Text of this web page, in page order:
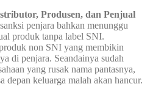
Produsen, dan Penjual
penjara bahkan menunggu
produk tanpa label SNI.
non SNI yang membikin
di penjara. Seandainya sudah
yang rusak nama pantasnya,
depan keluarga malah akan hancur.